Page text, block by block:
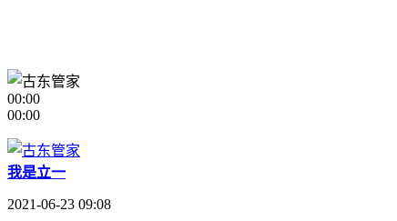
00:00
00:00
我是立一
2021-06-23 09:08